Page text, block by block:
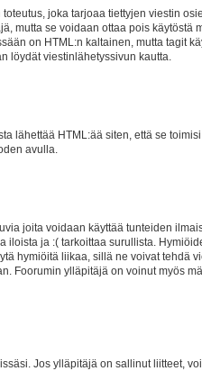
joka tarjoaa tiettyjen viestin
mutta se voidaan ottaa pois käytöstä
on HTML:n kaltainen, mutta tagit
löydät viestinlähetyssivun kautta.
lähettää HTML:ää siten, että se
avulla.
joita voidaan käyttää tunteiden
iloista ja :( tarkoittaa surullista.
hymiöitä liikaa, sillä ne voivat tehdä
Foorumin ylläpitäjä on voinut myös
Jos ylläpitäjä on sallinut liitteet,